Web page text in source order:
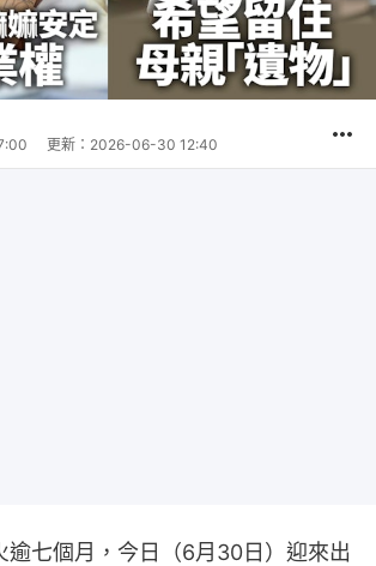
更新： 2026-06-30 12:40
逾七個月，今日（6月30日）迎來出